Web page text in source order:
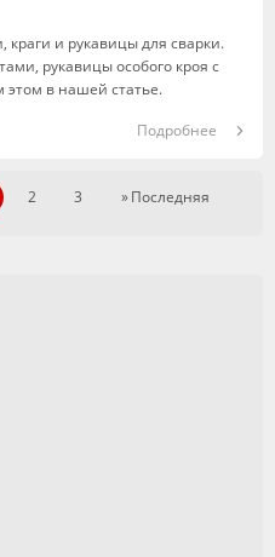
краги и рукавицы для сварки.
рукавицы особого кроя с
в нашей статье.
Подробнее
2 3 » Последняя